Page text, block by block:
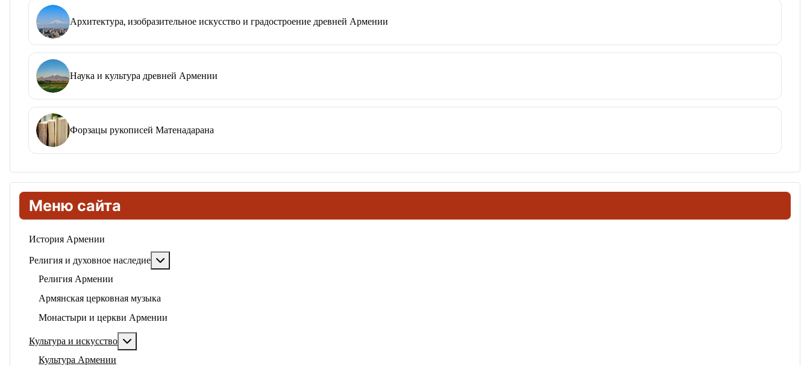
Меню сайта
История Армении
Религия и духовное наследие
Религия Армении
Армянская церковная музыка
Монастыри и церкви Армении
Культура и искусство
Культура Армении
Архитектура, изобразительное искусство и градостроение древней Армении
Наука и культура древней Армении
Форзацы рукописей Матенадарана